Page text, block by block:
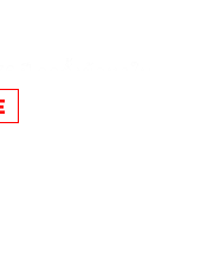
ายหมิ่นพระบรม
ามเห็นของเขา